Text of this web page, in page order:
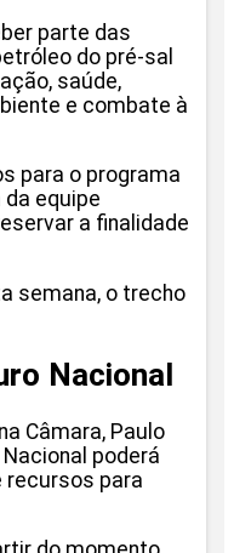
parte das
do pré-sal
saúde,
e combate à
para o programa
equipe
a finalidade
semana, o trecho
Nacional
Câmara, Paulo
poderá
para